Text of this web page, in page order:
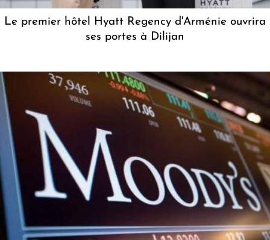
Le premier hôtel Hyatt Regency d'Arménie ouvrira
ses portes à Dilijan